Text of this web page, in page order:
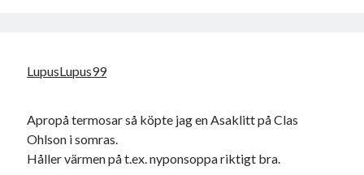
LupusLupus99
Apropå termosar så köpte jag en Asaklitt på Clas
Ohlson i somras.
Håller värmen på t.ex. nyponsoppa riktigt bra.